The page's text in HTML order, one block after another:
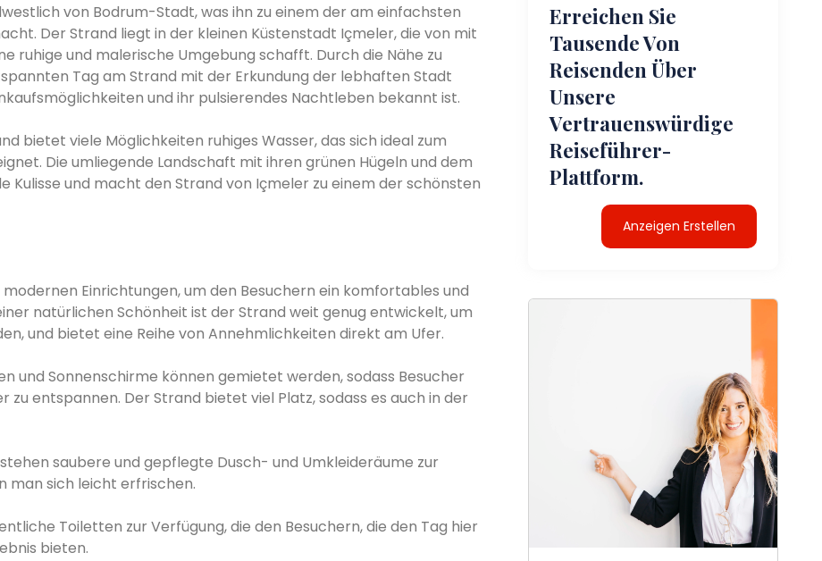
von Bodrum-Stadt, was ihn zu einem der am einfachsten
Der Strand liegt in der kleinen Küstenstadt Içmeler, die von mit
ruhige und malerische Umgebung schafft. Durch die Nähe zu
Tag am Strand mit der Erkundung der lebhaften Stadt
und ihr pulsierendes Nachtleben bekannt ist.
bietet viele Möglichkeiten ruhiges Wasser, das sich ideal zum
Die umliegende Landschaft mit ihren grünen Hügeln und dem
und macht den Strand von Içmeler zu einem der schönsten
Einrichtungen, um den Besuchern ein komfortables und
natürlichen Schönheit ist der Strand weit genug entwickelt, um
und bietet eine Reihe von Annehmlichkeiten direkt am Ufer.
und Sonnenschirme können gemietet werden, sodass Besucher
zu entspannen. Der Strand bietet viel Platz, sodass es auch in der
saubere und gepflegte Dusch- und Umkleideräume zur
man sich leicht erfrischen.
Toiletten zur Verfügung, die den Besuchern, die den Tag hier
bieten.
Erreichen Sie
Tausende Von
Reisenden Über
Unsere
Vertrauenswürdige
Reiseführer-
Plattform.
Anzeigen Erstellen